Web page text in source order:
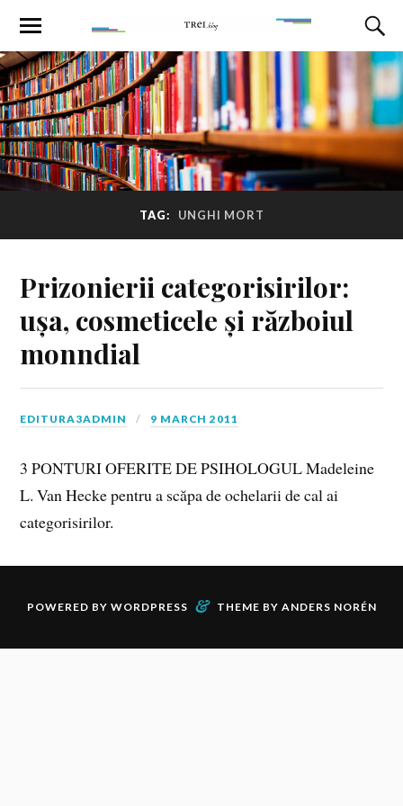
TAG: UNGHI MORT
Prizonierii categorisirilor:
ușa, cosmeticele și războiul
monndial
EDITURA3ADMIN 9 MARCH 2011
3 PONTURI OFERITE DE PSIHOLOGUL Madeleine
L. Van Hecke pentru a scăpa de ochelarii de cal ai
categorisirilor.
POWERED BY WORDPRESS & THEME BY ANDERS NORÉN